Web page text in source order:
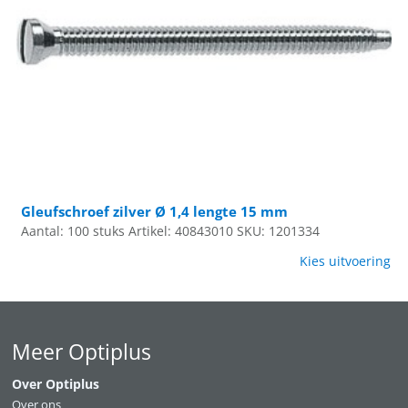
Gleufschroef zilver Ø 1,4 lengte 15 mm
Aantal: 100 stuks Artikel: 40843010 SKU: 1201334
Kies uitvoering
Meer Optiplus
Over Optiplus
Over ons